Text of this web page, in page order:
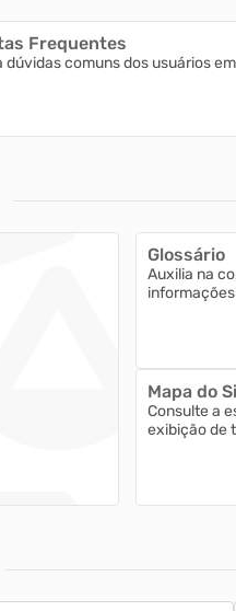
Frequentes
dúvidas comuns dos usuários
Glossário
Auxilia na
Mapa do
Consulte a
exibição de